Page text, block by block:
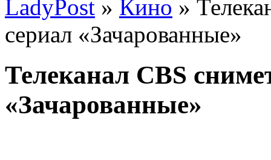
LadyPost » Кино »
сериал «Зачарованные»
Телеканал CBS
«Зачарованные»